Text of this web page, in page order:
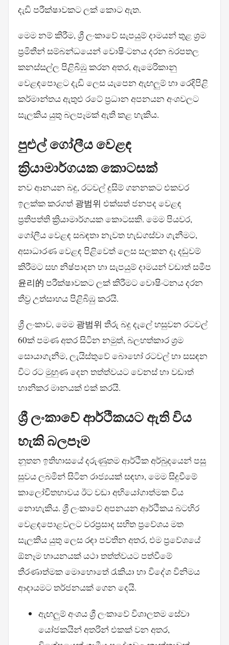
දැඩි පරීක්ෂාවකට ලක් කොට ඇත.
මෙම නම් කිරීම, ශ්‍රී ලංකාවේ සැපයුම් දාමයන් තුළ ශ්‍රම
ප්‍රමිතීන් සම්බන්ධයෙන් වොෂිංටනය දරන බරපතල
කනස්සල්ල පිළිබිඹු කරන අතර, ඇමෙරිකානු
වෙළඳපොළට දැඩි ලෙස යැපෙන ඇඟලුම් හා රෙදිපිළි
කර්මාන්තය ඇතුළු රටේ ප්‍රධාන අපනයන අංශවලට
සැලකිය යුතු බලපෑමක් ඇති කළ හැකිය.
පුළුල් ගෝලීය වෙළඳ
ක්‍රියාමාර්ගයක කොටසක්
නව ආනයන බදු, රටවල් දුසිම් ගනනකට එකවර
ඉලක්ක කරගත් 광범위 එක්සත් ජනපද වෙළඳ
ප්‍රතිපත්ති ක්‍රියාමාර්ගයක කොටසකි. මෙම පියවර,
ගෝලීය වෙළඳ සබඳතා නැවත හැඩගස්වා ගැනීමට,
අසාධාරණ වෙළඳ පිළිවෙත් ලෙස සලකන දෑ දඬුවම්
කිරීමට සහ නිෂ්පාදන හා සැපයුම් දාමයන් වඩාත් සමීප
윤리的 පරීක්ෂාවකට ලක් කිරීමට වොෂිංටනය දරන
තීව්‍ර උත්සාහය පිළිබිඹු කරයි.
ශ්‍රී ලංකාව, මෙම 광범위 තීරු බදු දැලේ හසුවන රටවල්
60ක් පමණ අතර සිටින නමුත්, බලහත්කාර ශ්‍රම
සොයාගැනීම, ලැයිස්තුවේ බොහෝ රටවල් හා සසඳන
විට රට මුහුණ දෙන තත්ත්වයට වෙනස් හා වඩාත්
හානිකර මානයක් එක් කරයි.
ශ්‍රී ලංකාවේ ආර්ථිකයට ඇති විය
හැකි බලපෑම
නූතන ඉතිහාසයේ දරුණුතම ආර්ථික අර්බුදයෙන් පසු
සුවය ලබමින් සිටින රාජ්‍යයක් සඳහා, මෙම සිදුවීමේ
කාලෝචිතභාවය ඊට වඩා අභියෝගාත්මක විය
නොහැකිය. ශ්‍රී ලංකාවේ අපනයන ආර්ථිකය බටහිර
වෙළඳපොළවලට වරප්‍රසාද සහිත ප්‍රවේශය මත
සැලකිය යුතු ලෙස රඳා පවතින අතර, එම ප්‍රවේශයේ
ඕනෑම හායනයක් යථා තත්ත්වයට පත්වීමේ
තීරණාත්මක මොහොතේ රැකියා හා විදේශ විනිමය
ආදායමට තර්ජනයක් ගෙන දෙයි.
ඇඟලුම් අංශය ශ්‍රී ලංකාවේ විශාලතම සේවා
යෝජකයින් අතරින් එකක් වන අතර,